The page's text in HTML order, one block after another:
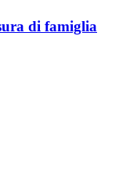
di famiglia